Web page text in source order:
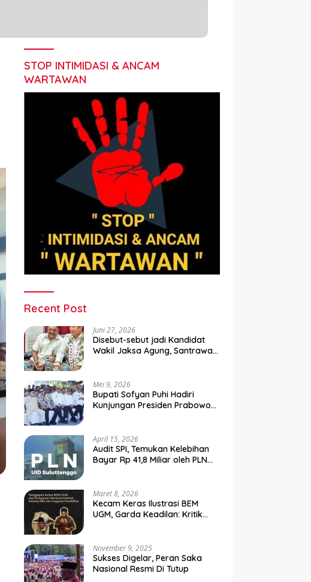
STOP INTIMIDASI & ANCAM
WARTAWAN
Recent Post
Juni 27, 2026
Disebut-sebut jadi Kandidat
Wakil Jaksa Agung, Santrawan
Mei 9, 2026
Bupati Sofyan Puhi Hadiri
Kunjungan Presiden Prabowo
April 15, 2026
Audit SPI, Temukan Kelebihan
Bayar Rp 41,8 Miliar oleh PLN
Maret 8, 2026
Kecam Keras Ilustrasi BEM
UGM, Garda Keadilan: Kritik
Negara
November 9, 2025
Sukses Digelar, Peran Saka
Nasional Resmi Di Tutup